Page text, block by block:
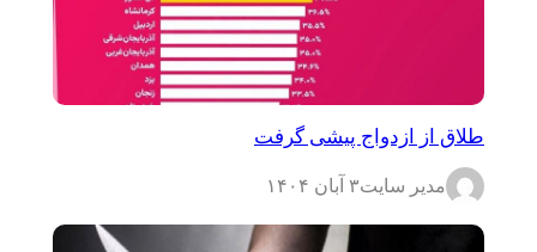
طلاق از ازدواج پیشی گرفت
مدیر سایت۳ آبان ۱۴۰۴